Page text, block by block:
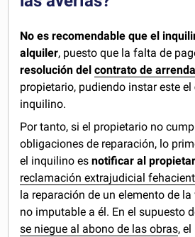
No es recomendable que el
alquiler, puesto que la falta de
resolución delcontrato de
propietario, pudiendo instar este el
inquilino.
Por tanto, si el propietario no
obligaciones de reparación, lo
el inquilino esnotificar al
reclamación extrajudicial
la reparación de un elemento de
no imputable a él. En el supuesto
se niegue al abono de las obras,